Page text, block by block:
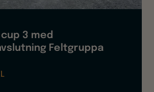
3 med
Feltgruppa